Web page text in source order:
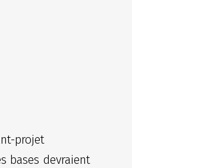
projet
bases devraient